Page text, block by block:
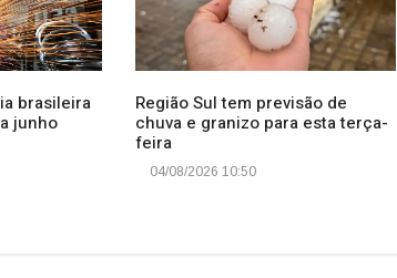
brasileira
junho
Região Sul tem previsão de
chuva e granizo para esta terça-
feira
04/08/2026 10:50